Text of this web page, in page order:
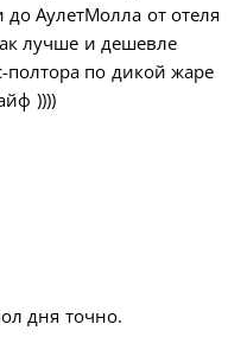
до АулетМолла от отеля
лучше и дешевле
полтора по дикой жаре
))))
дня точно.